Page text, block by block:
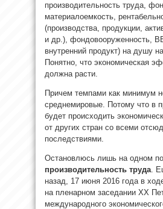
производительность труда,
материалоемкость,
(производства, продукции,
и др.), фондовооруженность,
внутренний продукт) на душу
Понятно, что экономическая
должна расти.
Причем темпами как минимум
среднемировые. Потому что в
будет происходить
от других стран со всеми
последствиями.
Остановлюсь лишь на одном
производительность труда .
назад, 17 июня 2016 года в
на пленарном заседании XX
международного